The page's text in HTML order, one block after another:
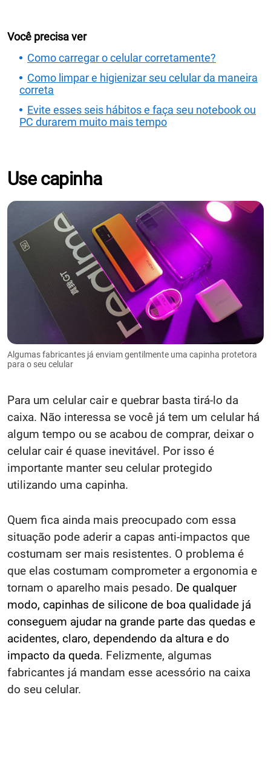
Você precisa ver
Como carregar o celular corretamente?
Como limpar e higienizar seu celular da maneira
correta
Evite esses seis hábitos e faça seu notebook ou
PC durarem muito mais tempo
Use capinha
Algumas fabricantes já enviam gentilmente uma capinha protetora
para o seu celular
Para um celular cair e quebrar basta tirá-lo da
caixa. Não interessa se você já tem um celular há
algum tempo ou se acabou de comprar, deixar o
celular cair é quase inevitável. Por isso é
importante manter seu celular protegido
utilizando uma capinha.
Quem fica ainda mais preocupado com essa
situação pode aderir a capas anti-impactos que
costumam ser mais resistentes. O problema é
que elas costumam comprometer a ergonomia e
tornam o aparelho mais pesado. De qualquer
modo, capinhas de silicone de boa qualidade já
conseguem ajudar na grande parte das quedas e
acidentes, claro, dependendo da altura e do
impacto da queda. Felizmente, algumas
fabricantes já mandam esse acessório na caixa
do seu celular.